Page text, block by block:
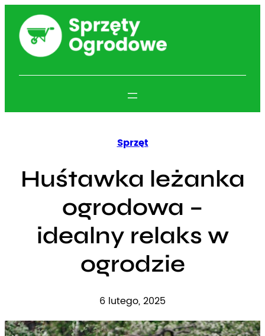
Przejdź
treści
Sprzęt
Huśtawka leżanka
ogrodowa –
idealny relaks w
ogrodzie
6 lutego, 2025